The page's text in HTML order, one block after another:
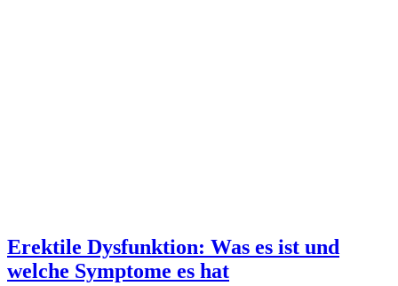
Erektile Dysfunktion: Was es ist und
welche Symptome es hat